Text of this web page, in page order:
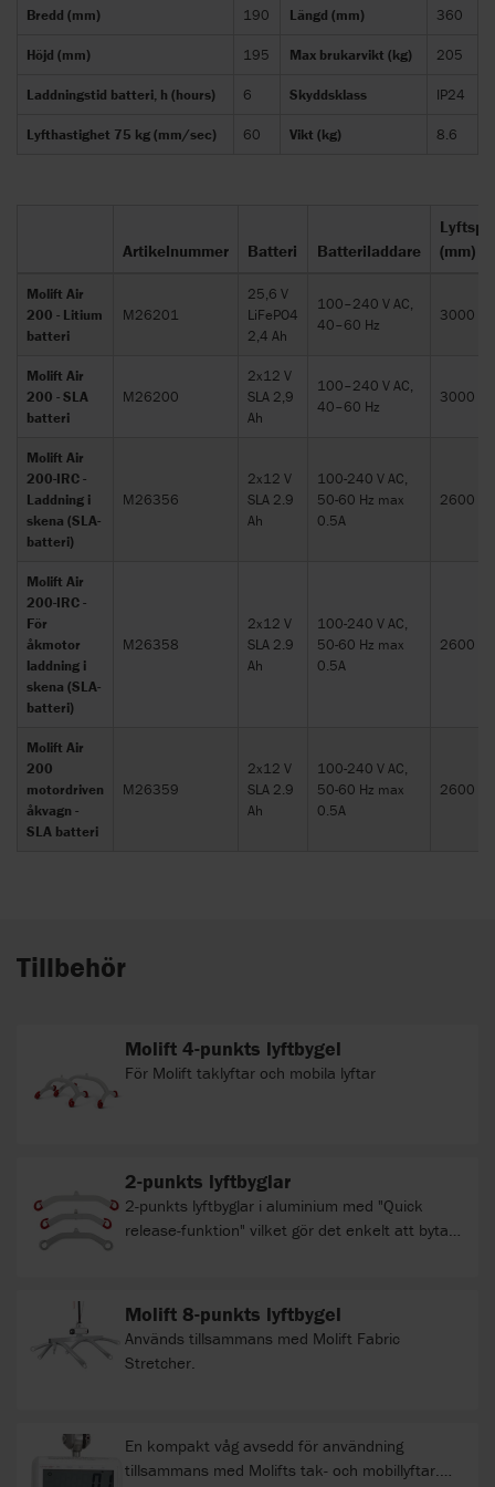
Bredd (mm) 190 Längd (mm) 360
Höjd (mm) 195 Max brukarvikt (kg) 205
Laddningstid batteri, h (hours) 6 Skyddsklass IP24
Lyfthastighet 75 kg (mm/sec) 60 Vikt (kg) 8.6
Artikelnummer Batteri Batteriladdare
(mm)
Molift Air
200 - Litium
batteri
M26201
25,6 V
LiFePO4
2,4 Ah
100–240 V AC,
40–60 Hz
3000
Molift Air
200 - SLA
batteri
M26200
2x12 V
SLA 2,9
Ah
100–240 V AC,
40–60 Hz
3000
Molift Air
200-IRC -
Laddning i
skena (SLA-
batteri)
M26356
2x12 V
SLA 2.9
Ah
100-240 V AC,
50-60 Hz max
0.5A
2600
Molift Air
200-IRC -
För
åkmotor
laddning i
skena (SLA-
batteri)
M26358
2x12 V
SLA 2.9
Ah
100-240 V AC,
50-60 Hz max
0.5A
2600
Molift Air
200
motordriven
åkvagn -
SLA batteri
M26359
2x12 V
SLA 2.9
Ah
100-240 V AC,
50-60 Hz max
0.5A
2600
Tillbehör
Molift 4-punkts lyftbygel
För Molift taklyftar och mobila lyftar
2-punkts lyftbyglar
2-punkts lyftbyglar i aluminium med "Quick
release-funktion" vilket gör det enkelt att byta
brukarvikt (SWL) 300 kg.
Molift 8-punkts lyftbygel
Används tillsammans med Molift Fabric
Stretcher.
En kompakt våg avsedd för användning
tillsammans med Molifts tak- och mobillyftar.